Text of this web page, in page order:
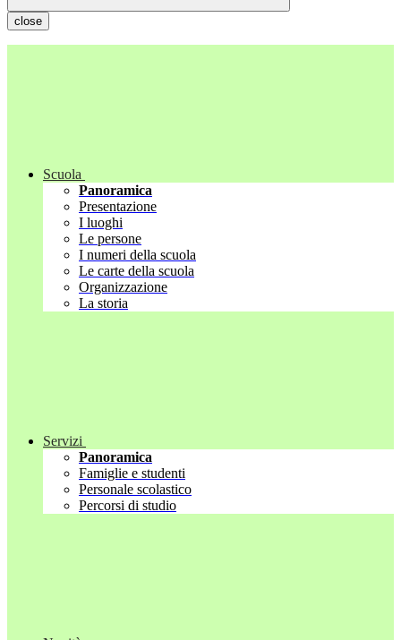
close
Scuola
Panoramica
Presentazione
I luoghi
Le persone
I numeri della scuola
Le carte della scuola
Organizzazione
La storia
Servizi
Panoramica
Famiglie e studenti
Personale scolastico
Percorsi di studio